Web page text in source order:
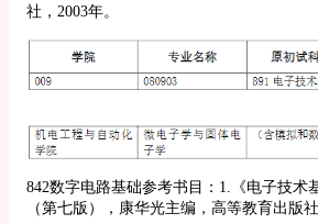
社，2003年。
842数字电路基础参考书目：1.《电子技术
（第七版），康华光主编，高等教育出版社